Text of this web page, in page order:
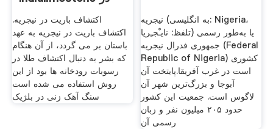
اکتشاف باریت در نیجریه.
اکتشاف باریت در نیجریه به عهد
باستان بر می گردد، از آن هنگام
که بشر به دنبال اکتشاف طلا در
رسوبات رودخانه ها بود از این
روش استفاده می شده است
سنگ آهک زنی در بلژیک
نیجریه (به انگلیسی: Nigeria،
تلفظ: نایـْجـِریا) یا به‌طور رسمی
جمهوری فدرال نیجریه (Federal
Republic of Nigeria) کشوری
است در غرب آفریقا.پایتخت آن
آبوجا و بزرگ‌ترین شهر آن
لاگوس است. جمعیت این کشور
حدود ۲۰۵ میلیون نفر و زبان
رسمی آن